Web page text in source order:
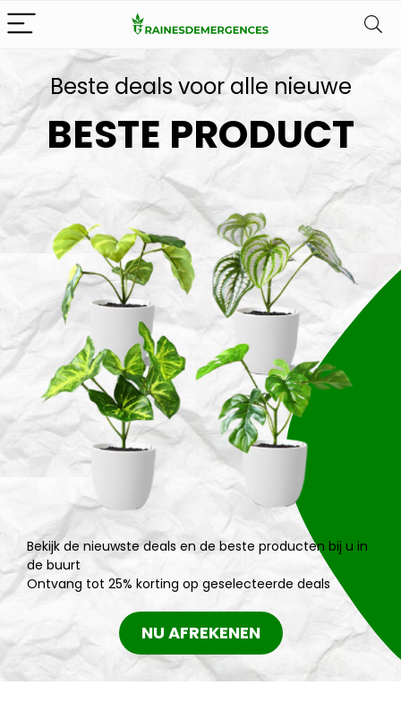
Beste deals voor alle nieuwe
BESTE PRODUCT
Bekijk de nieuwste deals en de beste producten bij u in
de buurt
Ontvang tot 25% korting op geselecteerde deals
NU AFREKENEN